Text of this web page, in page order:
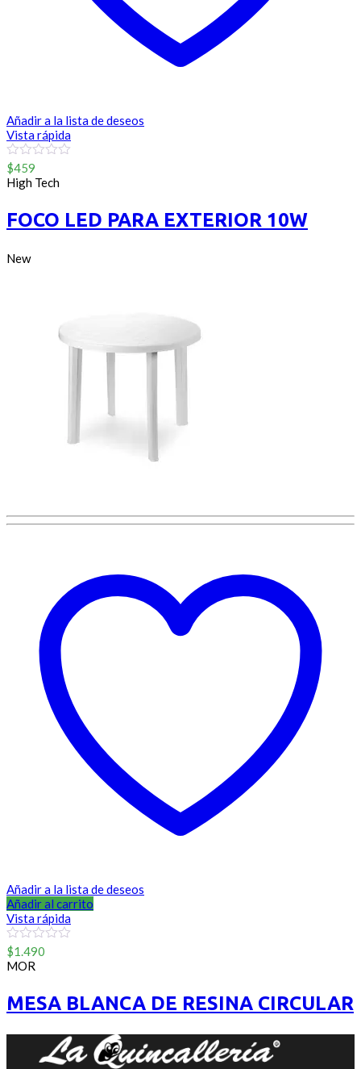
Añadir a la lista de deseos
Vista rápida
0
out
of
$459
High Tech
FOCO LED PARA EXTERIOR 10W
New
Añadir a la lista de deseos
Añadir al carrito
Vista rápida
0
out
of
$1.490
MOR
MESA BLANCA DE RESINA CIRCULAR